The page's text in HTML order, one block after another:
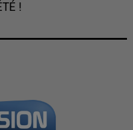
!